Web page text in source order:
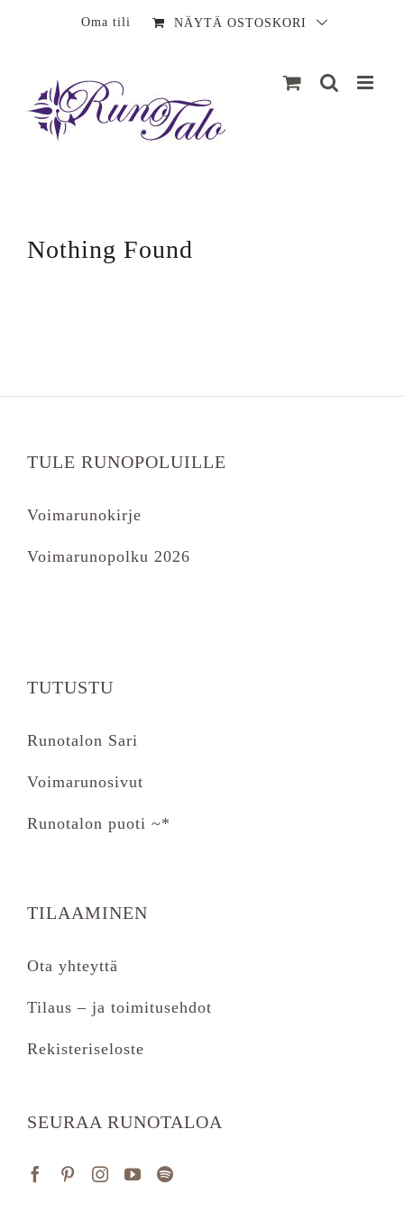
Oma tili NÄYTÄ OSTOSKORI
Nothing Found
TULE RUNOPOLUILLE
Voimarunokirje
Voimarunopolku 2026
TUTUSTU
Runotalon Sari
Voimarunosivut
Runotalon puoti ~*
TILAAMINEN
Ota yhteyttä
Tilaus – ja toimitusehdot
Rekisteriseloste
SEURAA RUNOTALOA